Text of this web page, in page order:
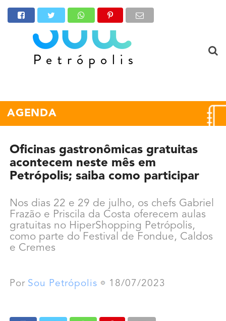
AGENDA
Oficinas gastronômicas gratuitas
acontecem neste mês em
Petrópolis; saiba como participar
Nos dias 22 e 29 de julho, os chefs Gabriel
Frazão e Priscila da Costa oferecem aulas
gratuitas no HiperShopping Petrópolis,
como parte do Festival de Fondue, Caldos
e Cremes
Por Sou Petrópolis 18/07/2023